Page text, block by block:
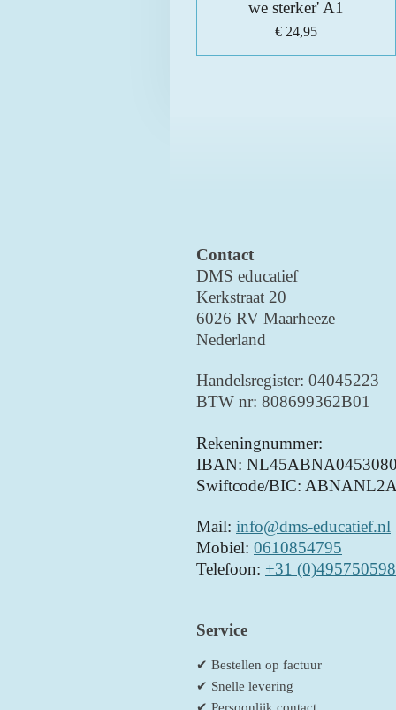
we sterker' A1
€ 24,95
Contact
DMS educatief
Kerkstraat 20
6026 RV Maarheeze
Nederland
Handelsregister: 04045223
BTW nr: 808699362B01
Rekeningnummer:
IBAN:
Swiftcode/BIC: ABNANL2A
Mail: info@dms-educatief.nl
Mobiel: 0610854795
Telefoon: +31 (0)495750598
Service
✔ Bestellen op factuur
✔ Snelle levering